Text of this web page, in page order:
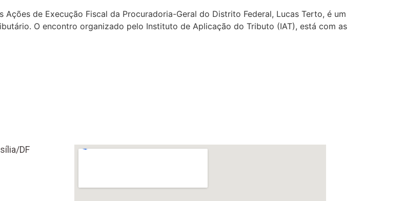
de Execução Fiscal da Procuradoria-Geral do Distrito Federal, Lucas Terto, é um
O encontro organizado pelo Instituto de Aplicação do Tributo (IAT), está com as
DF